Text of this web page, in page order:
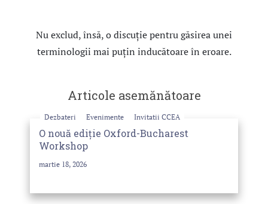
Nu exclud, însă, o discuţie pentru găsirea unei
terminologii mai puţin inducătoare în eroare.
Articole asemănătoare
Dezbateri Evenimente Invitatii CCEA
O nouă ediție Oxford-Bucharest
Workshop
martie 18, 2026